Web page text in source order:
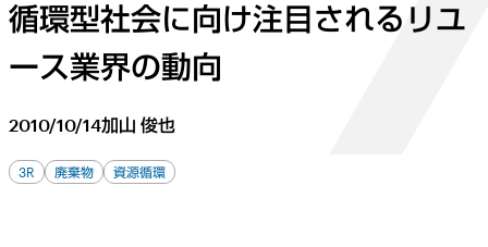
循環型社会に向け注目されるリユ
ース業界の動向
2010/10/14加山 俊也
3R 廃棄物 資源循環